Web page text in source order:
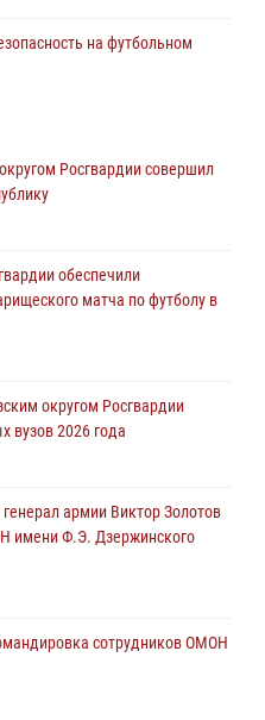
на футбольном
поддержке Росгвардии
окружном юнармейском
из пускового устройства
Росгвардии совершил
обеспечили
матча по футболу в
округом Росгвардии
вузов 2026 года
армии Виктор Золотов
имени Ф.Э. Дзержинского
сотрудников ОМОН